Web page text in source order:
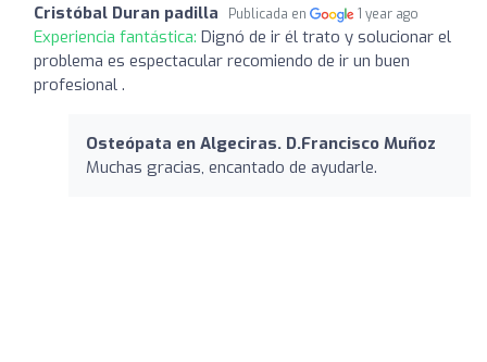
Cristóbal Duran padilla Publicada en 1 year ago
Experiencia fantástica: Dignó de ir él trato y solucionar el
problema es espectacular recomiendo de ir un buen
profesional .
Osteópata en Algeciras. D.Francisco Muñoz
Muchas gracias, encantado de ayudarle.